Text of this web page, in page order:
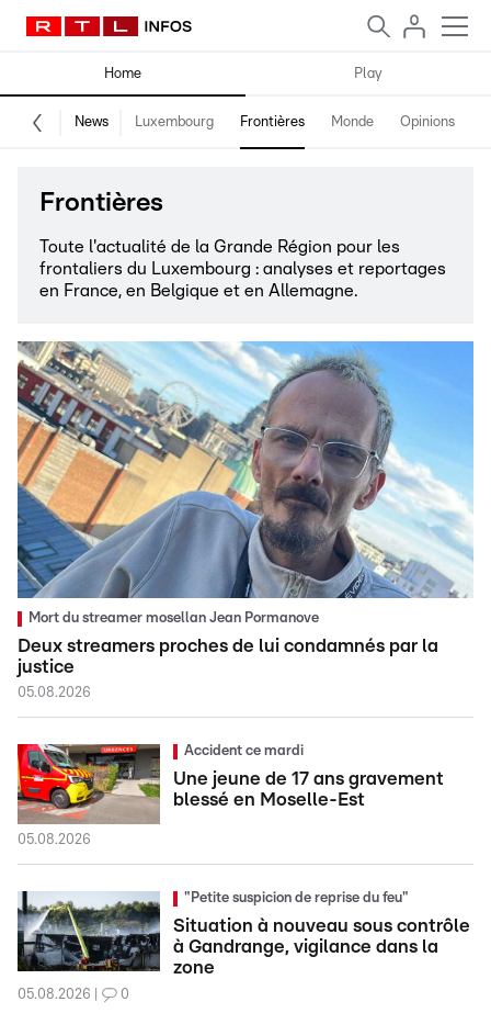
Home Play
News Luxembourg Frontières Monde Opinions
Frontières
Toute l'actualité de la Grande Région pour les
frontaliers du Luxembourg : analyses et reportages
en France, en Belgique et en Allemagne.
Mort du streamer mosellan Jean Pormanove
Deux streamers proches de lui condamnés par la
justice
05.08.2026
Accident ce mardi
Une jeune de 17 ans gravement
blessé en Moselle-Est
05.08.2026
"Petite suspicion de reprise du feu"
Situation à nouveau sous contrôle
à Gandrange, vigilance dans la
zone
05.08.2026 0